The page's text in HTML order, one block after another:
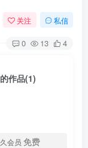
关注 私信
0 13 4
作品(1)
会员 免费